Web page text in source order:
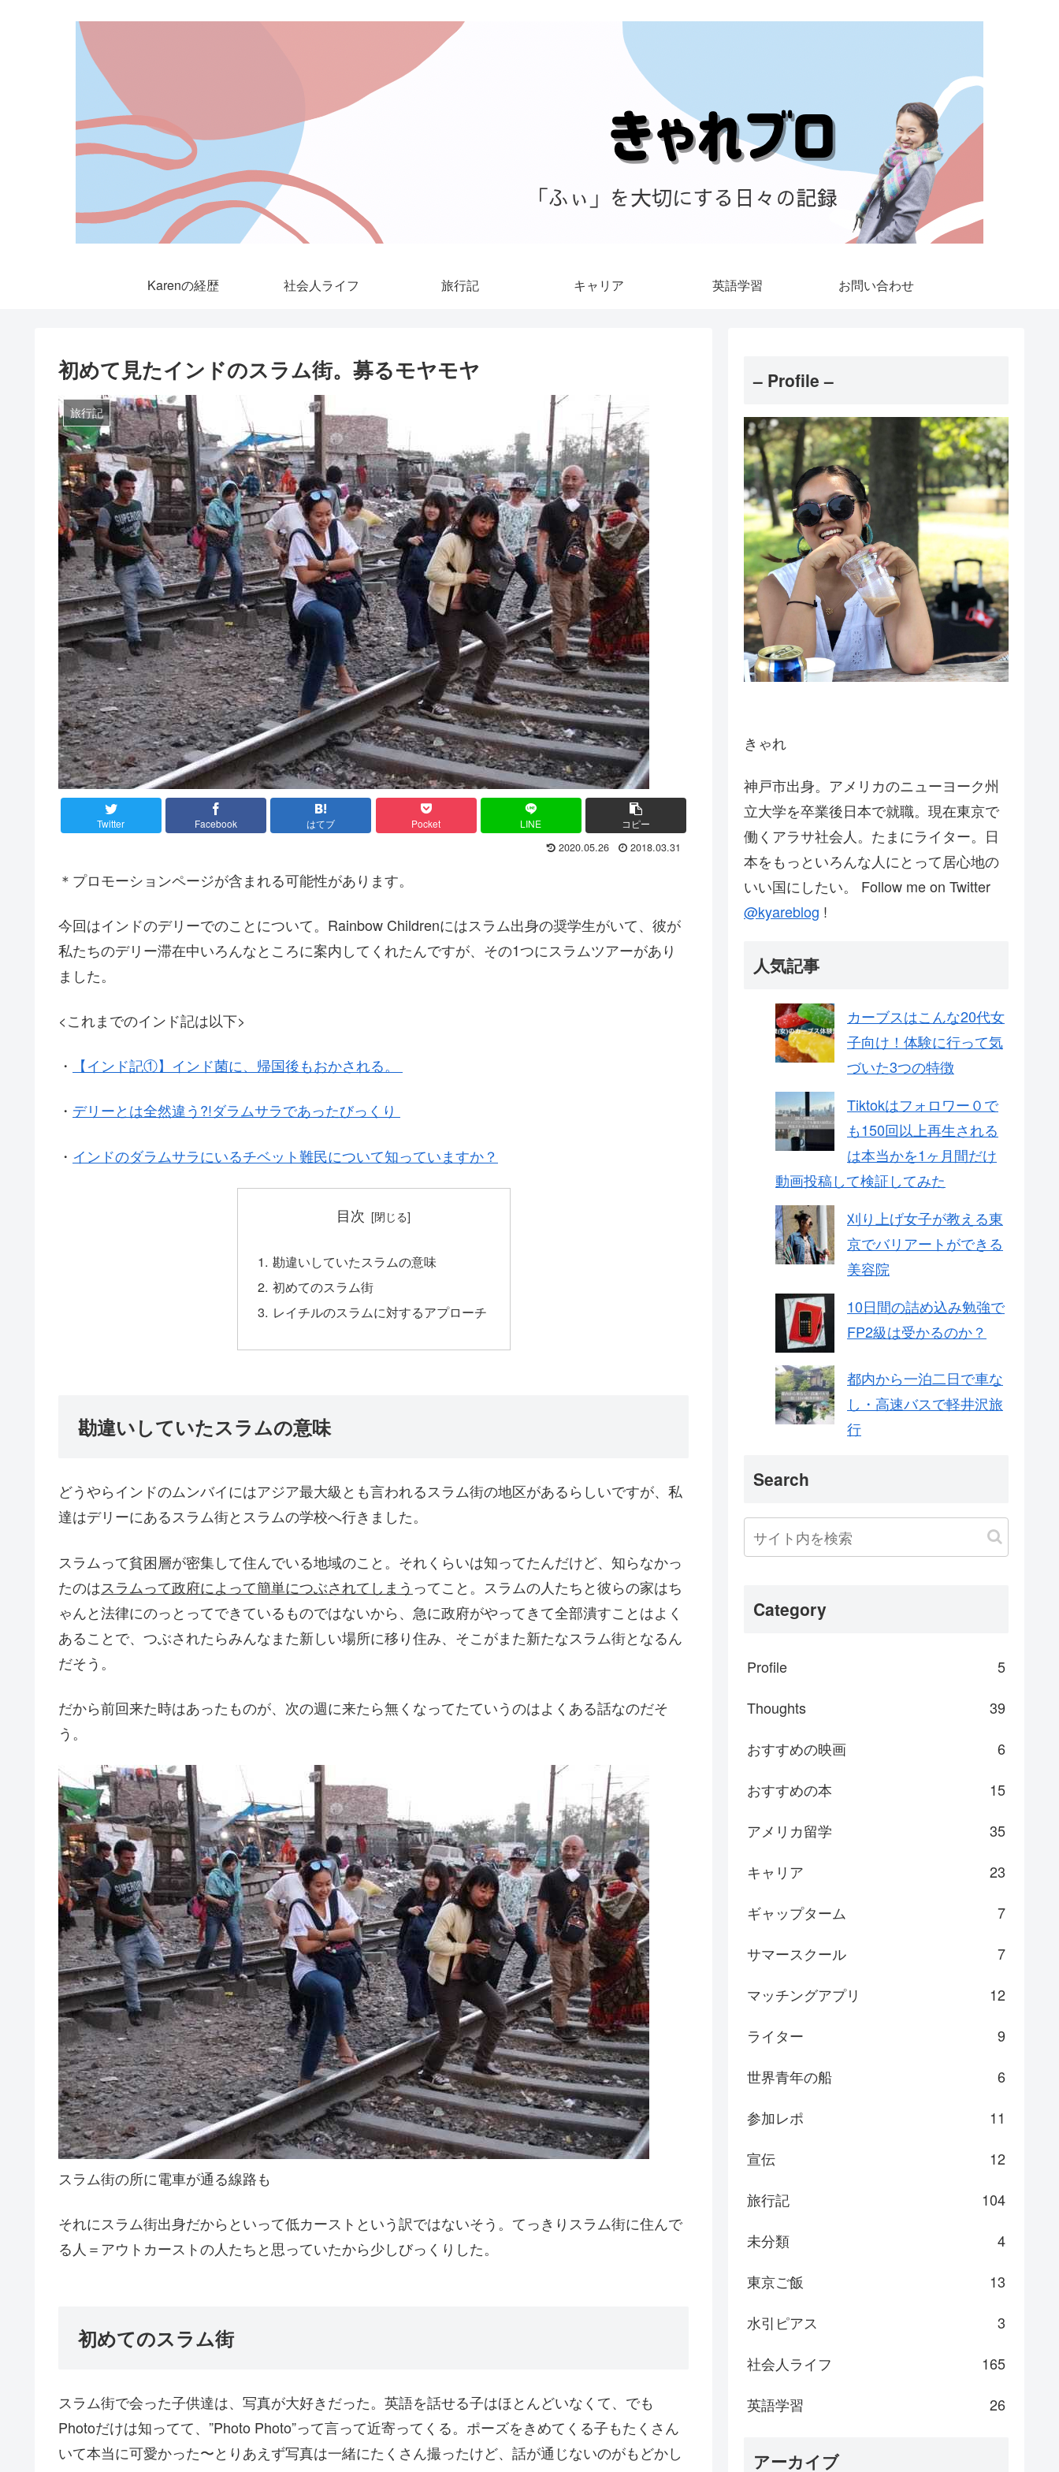
Karenの経歴 社会人ライフ 旅行記 キャリア 英語学習 お問い合わせ
初めて見たインドのスラム街。募るモヤモヤ
旅行記
Twitter Facebook はてブ Pocket LINE コピー
2020.05.26 2018.03.31
＊プロモーションページが含まれる可能性があります。
今回はインドのデリーでのことについて。Rainbow Childrenにはスラム出身の奨学生がいて、彼が
私たちのデリー滞在中いろんなところに案内してくれたんですが、その1つにスラムツアーがあり
ました。
<これまでのインド記は以下>
・ 【インド記①】インド菌に、帰国後もおかされる。
・ デリーとは全然違う?!ダラムサラであったびっくり
・ インドのダラムサラにいるチベット難民について知っていますか？
目次
勘違いしていたスラムの意味
初めてのスラム街
レイチルのスラムに対するアプローチ
勘違いしていたスラムの意味
どうやらインドのムンバイにはアジア最大級とも言われるスラム街の地区があるらしいですが、私
達はデリーにあるスラム街とスラムの学校へ行きました。
スラムって貧困層が密集して住んでいる地域のこと。それくらいは知ってたんだけど、知らなかっ
たのはスラムって政府によって簡単につぶされてしまう ってこと。スラムの人たちと彼らの家はち
ゃんと法律にのっとってできているものではないから、急に政府がやってきて全部潰すことはよく
あることで、つぶされたらみんなまた新しい場所に移り住み、そこがまた新たなスラム街となるん
だそう。
だから前回来た時はあったものが、次の週に来たら無くなってたていうのはよくある話なのだそ
う。
スラム街の所に電車が通る線路も
それにスラム街出身だからといって低カーストという訳ではないそう。てっきりスラム街に住んで
る人＝アウトカーストの人たちと思っていたから少しびっくりした。
初めてのスラム街
スラム街で会った子供達は、写真が大好きだった。英語を話せる子はほとんどいなくて、でも
Photoだけは知ってて、”Photo Photo”って言って近寄ってくる。ポーズをきめてくる子もたくさん
いて本当に可愛かった〜とりあえず写真は一緒にたくさん撮ったけど、話が通じないのがもどかし
– Profile –
きゃれ
神戸市出身。アメリカのニューヨーク州
立大学を卒業後日本で就職。現在東京で
働くアラサ社会人。たまにライター。日
本をもっといろんな人にとって居心地の
いい国にしたい。 Follow me on Twitter
@kyareblog !
人気記事
カーブスはこんな20代女
子向け！体験に行って気
づいた3つの特徴
Tiktokはフォロワー０で
も150回以上再生される
は本当かを1ヶ月間だけ
動画投稿して検証してみた
刈り上げ女子が教える東
京でバリアートができる
美容院
10日間の詰め込み勉強で
FP2級は受かるのか？
都内から一泊二日で車な
し・高速バスで軽井沢旅
行
Search
Category
Profile
5
Thoughts
39
おすすめの映画
6
おすすめの本
15
アメリカ留学
35
キャリア
23
ギャップターム
7
サマースクール
7
マッチングアプリ
12
ライター
9
世界青年の船
6
参加レポ
11
宣伝
12
旅行記
104
未分類
4
東京ご飯
13
水引ピアス
3
社会人ライフ
165
英語学習
26
アーカイブ